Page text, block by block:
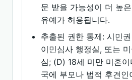
문 받을 가능성이 더 높
유예가 허용됩니다.
추출된 권한 통제: 시민
이민심사 행정실, 또는
심; (D) 18세 미만 미혼
국에 부모나 법적 후견